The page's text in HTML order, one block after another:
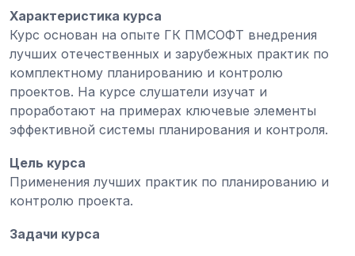
Характеристика курса
Курс основан на опыте ГК ПМСОФТ внедрения
лучших отечественных и зарубежных практик по
комплектному планированию и контролю
проектов. На курсе слушатели изучат и
проработают на примерах ключевые элементы
эффективной системы планирования и контроля.
Цель курса
Применения лучших практик по планированию и
контролю проекта.
Задачи курса